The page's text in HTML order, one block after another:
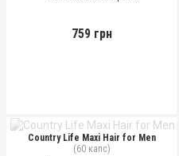
759 грн
Country Life Maxi Hair for Men
(60 капс)